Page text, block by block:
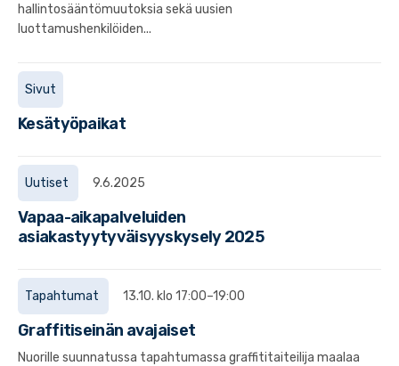
hallintosääntömuutoksia sekä uusien
luottamushenkilöiden...
Sivut
Kesätyöpaikat
Uutiset 9.6.2025
Vapaa-aikapalveluiden
asiakastyytyväisyyskysely 2025
Tapahtumat 13.10. klo 17:00–19:00
Graffitiseinän avajaiset
Nuorille suunnatussa tapahtumassa graffititaiteilija maalaa